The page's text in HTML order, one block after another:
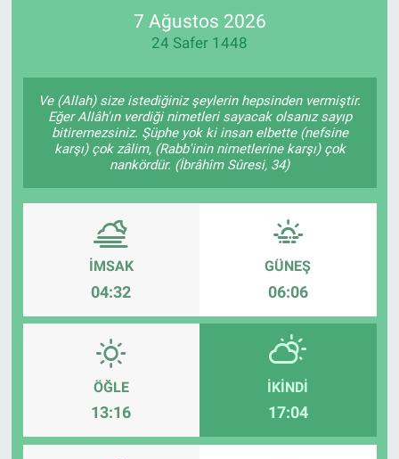
7 Ağustos 2026
24 Safer 1448
Ve (Allah) size istediğiniz şeylerin hepsinden vermiştir.
Eğer Allâh'ın verdiği nimetleri sayacak olsanız sayıp
bitiremezsiniz. Şüphe yok ki insan elbette (nefsine
karşı) çok zâlim, (Rabb'inin nimetlerine karşı) çok
nankördür. (İbrâhîm Sûresi, 34)
İMSAK
04:32
GÜNEŞ
06:06
ÖĞLE
13:16
İKINDI
17:04
RESMİ İLANLAR